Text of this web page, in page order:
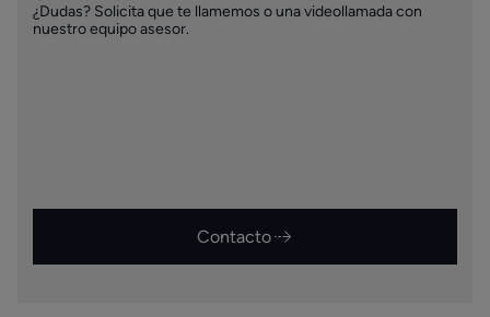
¿Dudas? Solicita que te llamemos o una videollamada con
nuestro equipo asesor.
Contacto